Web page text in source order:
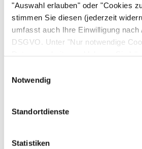
"Auswahl erlauben" oder "Cookies
stimmen Sie diesen (jederzeit
umfasst auch Ihre Einwilligung nach
DSGVO. Unter "Nur notwendige
Notwendig
Standortdienste
Statistiken
haben oder beabsichtigen
einzunehmen.
Zink vermindert die
Tetracyclinen
zeitlicher Abstand von
Chelatbildner wie D-
Edetinsäure (EDTA)